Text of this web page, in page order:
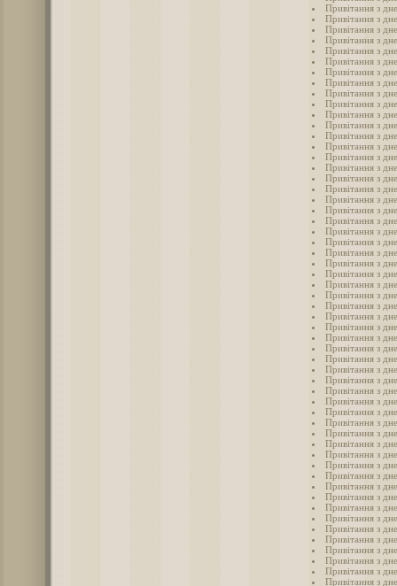
Привітання з
Привітання з
Привітання з
Привітання з
Привітання з
Привітання з
Привітання з
Привітання з
Привітання з
Привітання з
Привітання з
Привітання з
Привітання з
Привітання з
Привітання з
Привітання з
Привітання з
Привітання з
Привітання з
Привітання з
Привітання з
Привітання з
Привітання з
Привітання з
Привітання з
Привітання з
Привітання з
Привітання з
Привітання з
Привітання з
Привітання з
Привітання з
Привітання з
Привітання з
Привітання з
Привітання з
Привітання з
Привітання з
Привітання з
Привітання з
Привітання з
Привітання з
Привітання з
Привітання з
Привітання з
Привітання з
Привітання з
Привітання з
Привітання з
Привітання з
Привітання з
Привітання з
Привітання з
Привітання з
Привітання з